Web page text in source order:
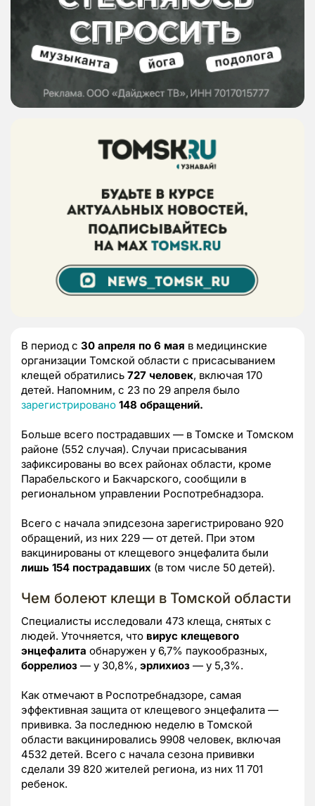
В период с 30 апреля по 6 мая в медицинские
организации Томской области с присасыванием
клещей обратились 727 человек, включая 170
детей. Напомним, с 23 по 29 апреля было
зарегистрировано 148 обращений.
Больше всего пострадавших — в Томске и Томском
районе (552 случая). Случаи присасывания
зафиксированы во всех районах области, кроме
Парабельского и Бакчарского, сообщили в
региональном управлении Роспотребнадзора.
Всего с начала эпидсезона зарегистрировано 920
обращений, из них 229 — от детей. При этом
вакцинированы от клещевого энцефалита были
лишь 154 пострадавших (в том числе 50 детей).
Чем болеют клещи в Томской области
Специалисты исследовали 473 клеща, снятых с
людей. Уточняется, что вирус клещевого
энцефалита обнаружен у 6,7% паукообразных,
боррелиоз — у 30,8%, эрлихиоз — у 5,3%.
Как отмечают в Роспотребнадзоре, самая
эффективная защита от клещевого энцефалита —
прививка. За последнюю неделю в Томской
области вакцинировались 9908 человек, включая
4532 детей. Всего с начала сезона прививки
сделали 39 820 жителей региона, из них 11 701
ребенок.